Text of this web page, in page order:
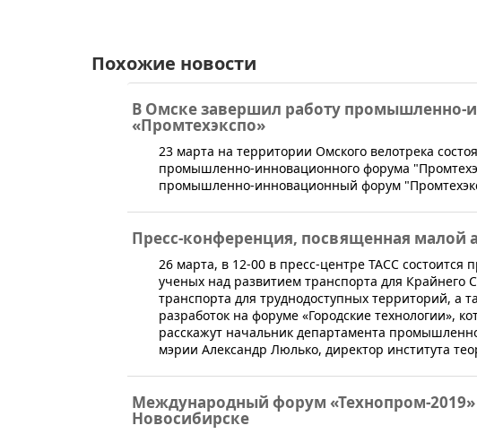
Похожие новости
В Омске завершил работу
«Промтехэкспо»
​23 марта на территории Омского велотрека
промышленно-инновационного форума
промышленно-инновационный форум
Пресс-конференция, посвященная малой
26 марта, в 12-00 в пресс-центре ТАСС
ученых над развитием транспорта для Крайнего
транспорта для труднодоступных территорий, а
разработок на форуме «Городские технологии»,
расскажут начальник департамента
мэрии Александр Люлько, директор института
Международный форум «Технопром-2019»
Новосибирске